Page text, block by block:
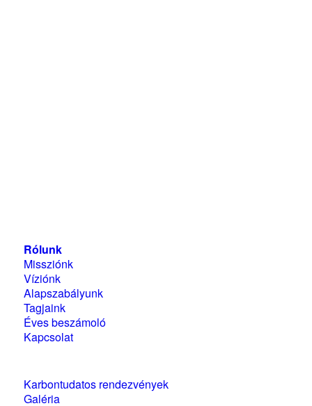
Rólunk
Missziónk
Víziónk
Alapszabályunk
Tagjaink
Éves beszámoló
Kapcsolat
Karbontudatos rendezvények
Galéria